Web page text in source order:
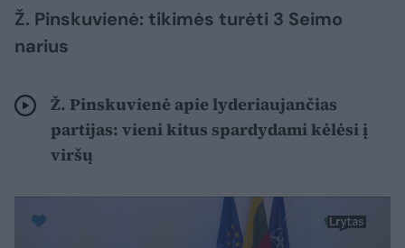
Ž. Pinskuvienė: tikimės turėti 3 Seimo
narius
Ž. Pinskuvienė apie lyderiaujančias
partijas: vieni kitus spardydami kėlėsi į
viršų